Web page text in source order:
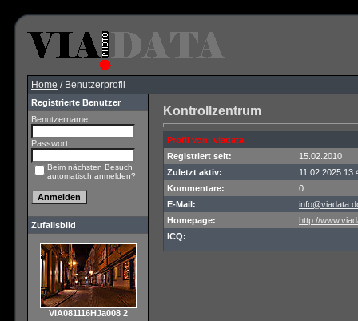
Home / Benutzerprofil
Registrierte Benutzer
Benutzername:
Passwort:
Beim nächsten Besuch
automatisch anmelden?
Zufallsbild
VIA081116HJa008 2
Kontrollzentrum
Profil von: viadata
Registriert seit:
15.02.2010
Zuletzt aktiv:
11.02.2025
Kommentare:
0
E-Mail:
info@viadata
Homepage:
http://
ICQ: